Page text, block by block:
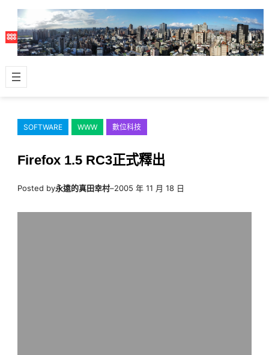
主
容
SOFTWARE WWW 數位科技
Firefox 1.5 RC3正式釋出
Posted by永遠的真田幸村–2005 年 11 月 18 日